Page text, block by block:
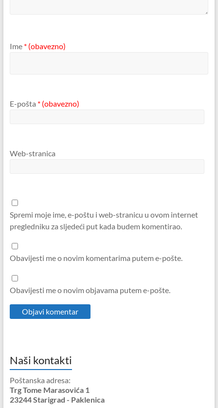
Ime * (obavezno)
E-pošta * (obavezno)
Web-stranica
Spremi moje ime, e-poštu i web-stranicu u ovom internet
pregledniku za sljedeći put kada budem komentirao.
Obavijesti me o novim komentarima putem e-pošte.
Obavijesti me o novim objavama putem e-pošte.
Naši kontakti
Poštanska adresa:
Trg Tome Marasovića 1
23244 Starigrad - Paklenica